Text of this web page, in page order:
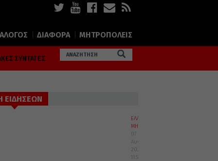
ΔΙΑΦΟΡΑ ΜΗΤΡΟΠΟΛΕΙΣ
ΣΥΝΤΑΓΕΣ
ΕΙΔΗΣΕΩΝ
ΕΛΛΑΔΑ
ΜΗΤΡΟΠΟΛΕΙΣ
07
Αυγούστου
2026
11:54